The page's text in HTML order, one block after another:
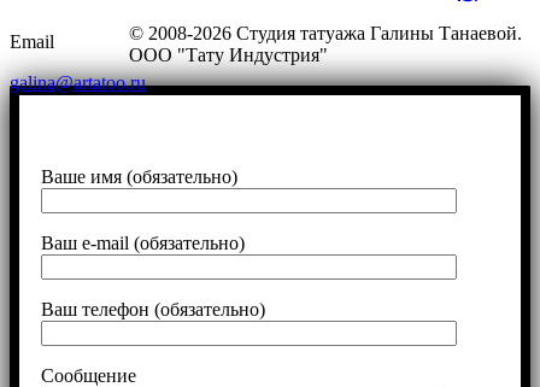
Email
galina@artatoo.ru
© 2008-2026 Студия татуажа Галины Танаевой.
ООО "Тату Индустрия"
Ваше имя (обязательно)
Ваш e-mail (обязательно)
Ваш телефон (обязательно)
Сообщение